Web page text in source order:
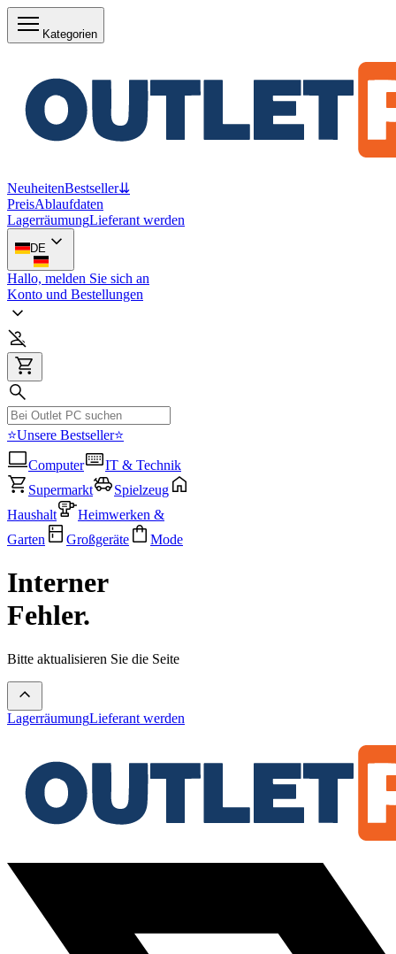
Kategorien
NeuheitenBestseller⇊
PreisAblaufdaten
LagerräumungLieferant werden
DE
Hallo, melden Sie sich an
Konto und Bestellungen
⭐Unsere Bestseller⭐
Computer
IT & Technik
Supermarkt
Spielzeug
Haushalt
Heimwerken &
Garten
Großgeräte Mode
Interner
Fehler.
Bitte aktualisieren Sie die Seite
LagerräumungLieferant werden